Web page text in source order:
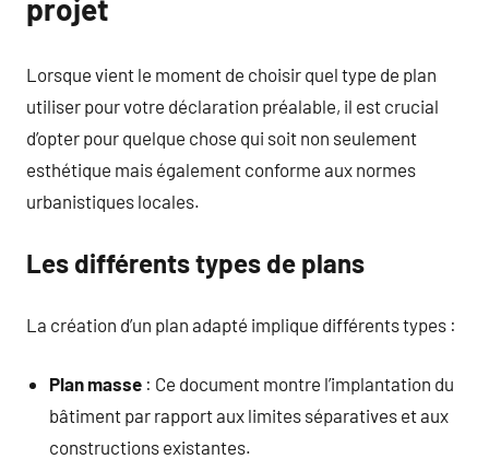
projet
Lorsque vient le moment de choisir quel type de plan
utiliser pour votre déclaration préalable, il est crucial
d’opter pour quelque chose qui soit non seulement
esthétique mais également conforme aux normes
urbanistiques locales.
Les différents types de plans
La création d’un plan adapté implique différents types :
Plan masse : Ce document montre l’implantation du
bâtiment par rapport aux limites séparatives et aux
constructions existantes.